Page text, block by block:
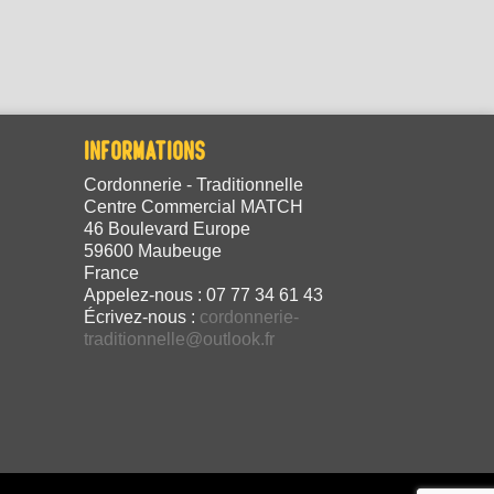
INFORMATIONS
Cordonnerie - Traditionnelle
Centre Commercial MATCH
46 Boulevard Europe
59600 Maubeuge
France
Appelez-nous : 07 77 34 61 43
Écrivez-nous : cordonnerie-
traditionnelle@outlook.fr